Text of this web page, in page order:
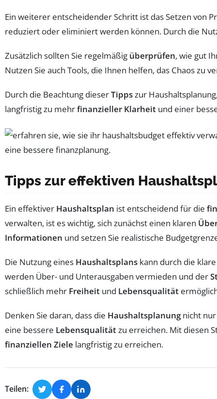
Ein weiterer entscheidender Schritt ist das Setzen von
reduziert oder eliminiert werden können. Durch die
Zusätzlich sollten Sie regelmäßig überprüfen, wie gut
Nutzen Sie auch Tools, die Ihnen helfen, das Chaos zu
Durch die Beachtung dieserTippszur
langfristig zu mehrfinanzieller Klarheit und einer
Tipps zur effektiven
Ein effektiver Haushaltsplan ist entscheidend für die
verwalten, ist es wichtig, sich zunächst einen klaren
Informationen und setzen Sie realistische
Die Nutzung eines Haushaltsplans kann durch die
werden Über- und Unterausgaben vermieden und der
schließlich mehr Freiheit und Lebensqualität
Denken Sie daran, dass die Haushaltsplanungnicht
eine bessere Lebensqualitätzu erreichen. Mit diesen
finanziellen Ziele langfristig zu erreichen.
Teilen: